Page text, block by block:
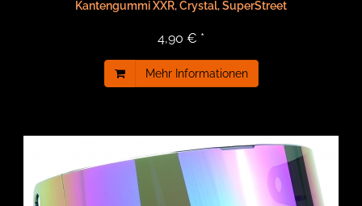
Kantengummi XXR, Crystal, SuperStreet
4,90 € *
Mehr Informationen